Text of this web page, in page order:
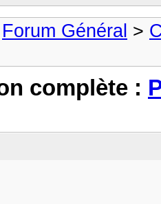
Forum Général >
complète :